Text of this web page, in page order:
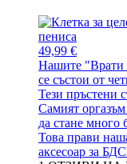
49,99 €
Нашите "Врати
се състои от
Тези пръстени
Самият
да стане много
Това прави
аксесоар за